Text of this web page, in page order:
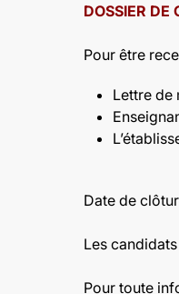
DOSSIER DE
Pour être
Lettre de
Date de
Les
Pour toute